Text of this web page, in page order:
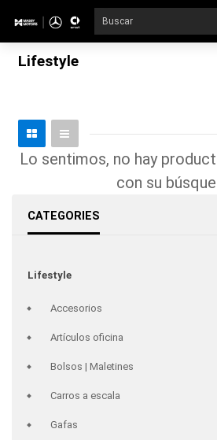
directamente
CATEGORIES
Lifestyle
Accesorios
Artículos oficina
Bolsos | Maletines
Carros a escala
Gafas
Lifestyle
Lo sentimos, no hay
con su